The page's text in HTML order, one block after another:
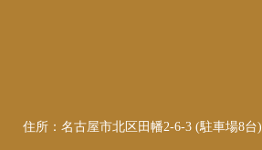
住所：名古屋市北区田幡2-6-3 (駐車場8台)